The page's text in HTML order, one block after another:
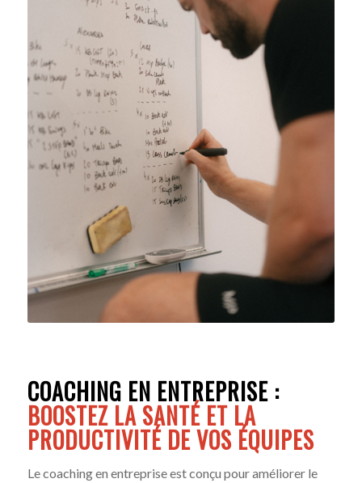
COACHING EN ENTREPRISE :
BOOSTEZ LA SANTÉ ET LA
PRODUCTIVITÉ DE VOS ÉQUIPES
Le coaching en entreprise est conçu pour améliorer le